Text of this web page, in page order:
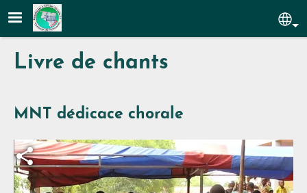
Aller au contenu principal
Livre de chants
Fichier vidéo
MNT dédicace chorale